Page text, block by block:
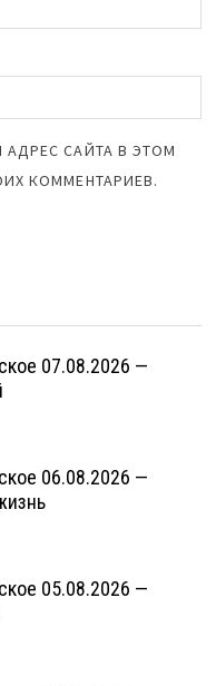
АДРЕС САЙТА В ЭТОМ
КОММЕНТАРИЕВ.
07.08.2026 —
06.08.2026 —
05.08.2026 —